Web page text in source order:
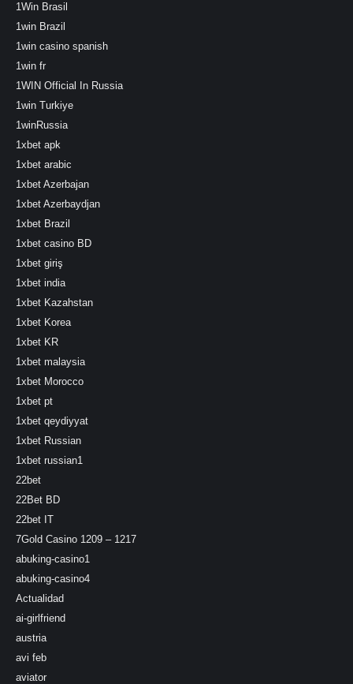
1Win Brasil
1win Brazil
1win casino spanish
1win fr
1WIN Official In Russia
1win Turkiye
1winRussia
1xbet apk
1xbet arabic
1xbet Azerbajan
1xbet Azerbaydjan
1xbet Brazil
1xbet casino BD
1xbet giriş
1xbet india
1xbet Kazahstan
1xbet Korea
1xbet KR
1xbet malaysia
1xbet Morocco
1xbet pt
1xbet qeydiyyat
1xbet Russian
1xbet russian1
22bet
22Bet BD
22bet IT
7Gold Casino 1209 – 1217
abuking-casino1
abuking-casino4
Actualidad
ai-girlfriend
austria
avi feb
aviator